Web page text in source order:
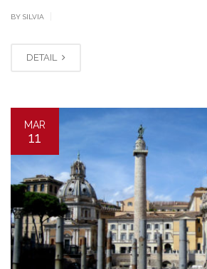
BY SILVIA
DETAIL
MAR
11